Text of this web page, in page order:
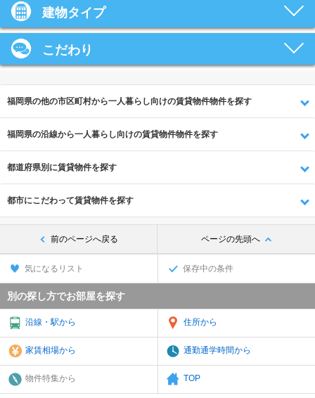
建物タイプ
こだわり
福岡県の他の市区町村から一人暮らし向けの賃貸物件物件を探す
福岡県の沿線から一人暮らし向けの賃貸物件物件を探す
都道府県別に賃貸物件を探す
都市にこだわって賃貸物件を探す
前のページへ戻る ページの先頭へ
気になるリスト 保存中の条件
別の探し方でお部屋を探す
沿線・駅から 住所から
家賃相場から 通勤通学時間から
物件特集から TOP